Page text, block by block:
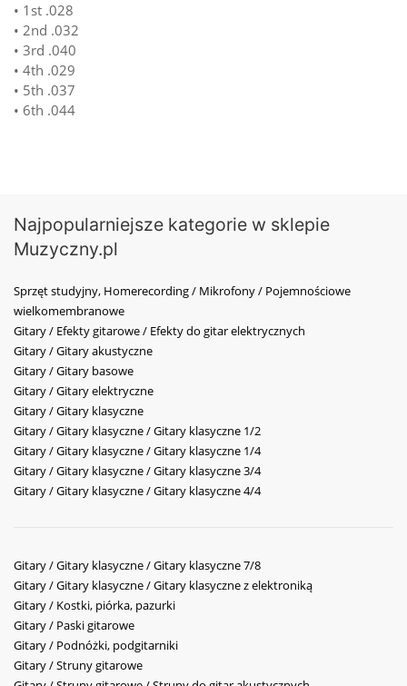
• 1st .028
• 2nd .032
• 3rd .040
• 4th .029
• 5th .037
• 6th .044
Najpopularniejsze kategorie w sklepie
Muzyczny.pl
Sprzęt studyjny, Homerecording / Mikrofony / Pojemnościowe
wielkomembranowe
Gitary / Efekty gitarowe / Efekty do gitar elektrycznych
Gitary / Gitary akustyczne
Gitary / Gitary basowe
Gitary / Gitary elektryczne
Gitary / Gitary klasyczne
Gitary / Gitary klasyczne / Gitary klasyczne 1/2
Gitary / Gitary klasyczne / Gitary klasyczne 1/4
Gitary / Gitary klasyczne / Gitary klasyczne 3/4
Gitary / Gitary klasyczne / Gitary klasyczne 4/4
Gitary / Gitary klasyczne / Gitary klasyczne 7/8
Gitary / Gitary klasyczne / Gitary klasyczne z elektroniką
Gitary / Kostki, piórka, pazurki
Gitary / Paski gitarowe
Gitary / Podnóżki, podgitarniki
Gitary / Struny gitarowe